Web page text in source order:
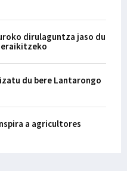
dirulaguntza jaso du
eraikitzeko
du bere Lantarongo
a agricultores